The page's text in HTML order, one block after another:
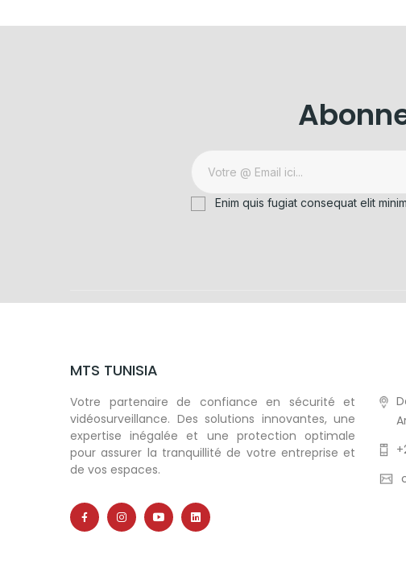
Enim quis fugiat consequat elit
MTS TUNISIA
Votre partenaire de confiance en sécurité et
vidéosurveillance. Des solutions innovantes, une
expertise inégalée et une protection optimale
pour assurer la tranquillité de votre entreprise et
de vos espaces.